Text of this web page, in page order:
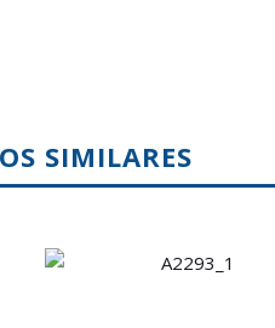
SIMILARES